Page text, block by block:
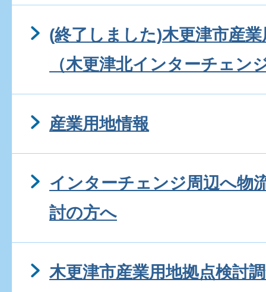
(終了しました)木更津市産
（木更津北インターチェン
産業用地情報
インターチェンジ周辺へ物
討の方へ
木更津市産業用地拠点検討